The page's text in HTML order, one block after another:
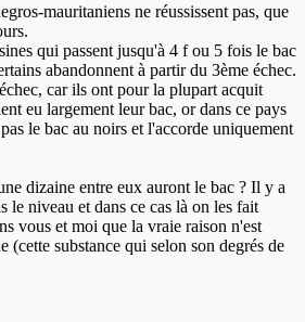
mauritaniens ne réussissent pas, que
qui passent jusqu'à 4 f ou 5 fois le bac
abandonnent à partir du 3ème échec.
car ils ont pour la plupart acquit
eu largement leur bac, or dans ce pays
le bac au noirs et l'accorde uniquement
dizaine entre eux auront le bac ? Il y a
le niveau et dans ce cas là on les fait
vous et moi que la vraie raison n'est
(cette substance qui selon son degrés de